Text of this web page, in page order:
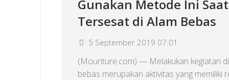
Gunakan Metode Ini Saat
Tersesat di Alam Bebas
5 September 2019 07:01
(Mounture.com) — Melakukan kegiatan
bebas merupakan aktivitas yang memiliki